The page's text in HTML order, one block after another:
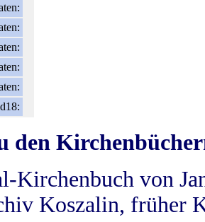
den
Kirchenbuch von
Koszalin, früher